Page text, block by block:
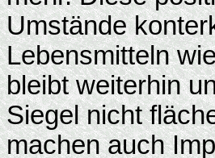
Umstände
Lebensmitteln
bleibt weiterhin
Siegel nicht
machen auch